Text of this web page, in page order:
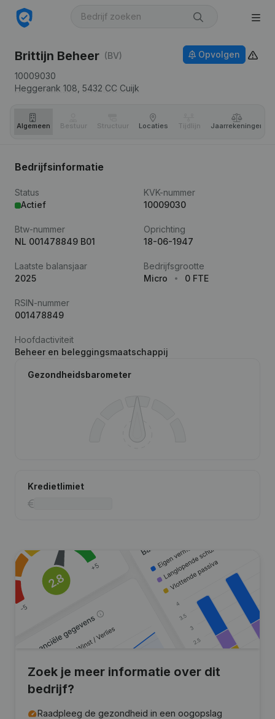
Brittijn Beheer (BV)
10009030
Heggerank 108, 5432 CC Cuijk
Opvolgen
Algemeen Bestuur Structuur Locaties Tijdlijn Jaar­rekeningen
Bedrijfsinformatie
Status
Actief
KVK-nummer
10009030
Btw-nummer
NL 001478849 B01
Oprichting
18-06-1947
Laatste balansjaar
2025
Bedrijfsgrootte
Micro
0 FTE
RSIN-nummer
001478849
Hoofdactiviteit
Beheer en beleggingsmaatschappij
Gezondheidsbarometer
Kredietlimiet
Zoek je meer informatie over dit
bedrijf?
Raadpleeg de gezondheid in een oogopslag